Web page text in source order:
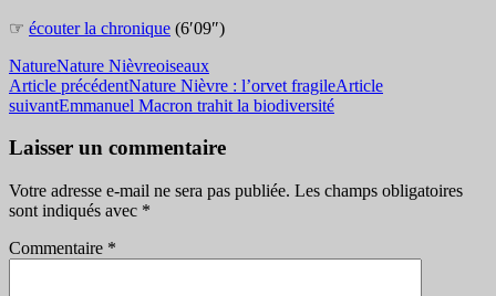
☞ écouter la chronique (6′09″)
NatureNature Nièvreoiseaux
Navigation
des
articles
Article précédentNature Nièvre : l’orvet fragileArticle
suivantEmmanuel Macron trahit la biodiversité
Laisser un commentaire
Votre adresse e-mail ne sera pas publiée. Les champs obligatoires
sont indiqués avec *
Commentaire *